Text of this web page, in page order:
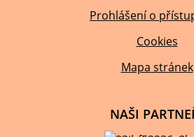
Prohlášení o
Cookies
Mapa stránek
NAŠI